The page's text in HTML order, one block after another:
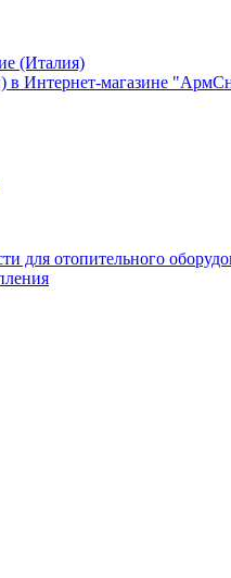
(Италия)
в Интернет-магазине
для отопительного